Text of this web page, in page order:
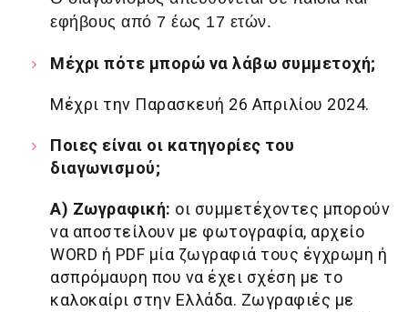
εφήβους από 7 έως 17 ετών.
Μέχρι πότε μπορώ να λάβω συμμετοχή;
Μέχρι την Παρασκευή 26 Απριλίου 2024.
Ποιες είναι οι κατηγορίες του
διαγωνισμού;
Α) Ζωγραφική: οι συμμετέχοντες μπορούν
να αποστείλουν με φωτογραφία, αρχείο
WORD ή PDF μία ζωγραφιά τους έγχρωμη ή
ασπρόμαυρη που να έχει σχέση με το
καλοκαίρι στην Ελλάδα. Ζωγραφιές με